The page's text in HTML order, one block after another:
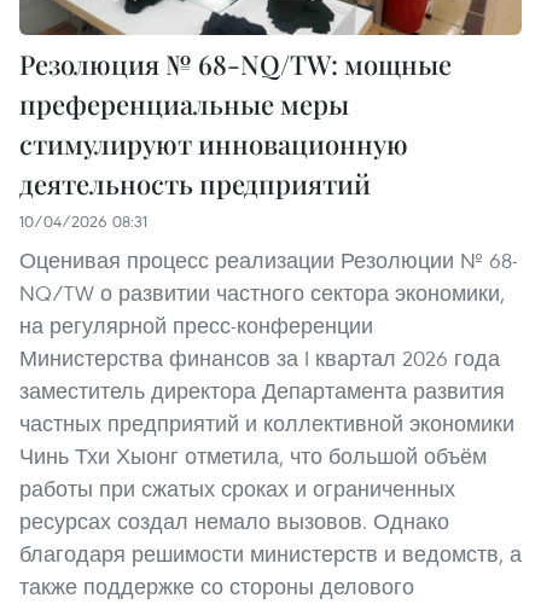
Резолюция № 68-NQ/TW: мощные
преференциальные меры
стимулируют инновационную
деятельность предприятий
10/04/2026 08:31
Оценивая процесс реализации Резолюции № 68-
NQ/TW о развитии частного сектора экономики,
на регулярной пресс-конференции
Министерства финансов за I квартал 2026 года
заместитель директора Департамента развития
частных предприятий и коллективной экономики
Чинь Тхи Хыонг отметила, что большой объём
работы при сжатых сроках и ограниченных
ресурсах создал немало вызовов. Однако
благодаря решимости министерств и ведомств, а
также поддержке со стороны делового